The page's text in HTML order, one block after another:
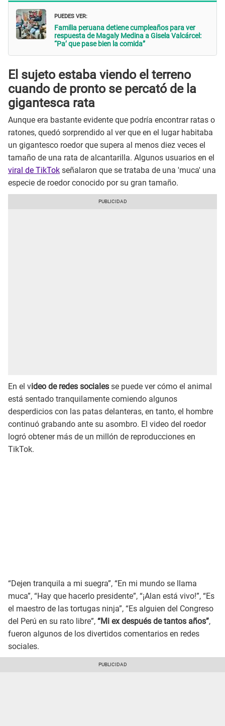
PUEDES VER:
Familia peruana detiene cumpleaños para ver
respuesta de Magaly Medina a Gisela Valcárcel:
“Pa’ que pase bien la comida”
El sujeto estaba viendo el terreno
cuando de pronto se percató de la
gigantesca rata
Aunque era bastante evidente que podría encontrar ratas o
ratones, quedó sorprendido al ver que en el lugar habitaba
un gigantesco roedor que supera al menos diez veces el
tamaño de una rata de alcantarilla. Algunos usuarios en el
viral de TikTok señalaron que se trataba de una 'muca' una
especie de roedor conocido por su gran tamaño.
En el video de redes sociales se puede ver cómo el animal
está sentado tranquilamente comiendo algunos
desperdicios con las patas delanteras, en tanto, el hombre
continuó grabando ante su asombro. El video del roedor
logró obtener más de un millón de reproducciones en
TikTok.
“Dejen tranquila a mi suegra”, “En mi mundo se llama
muca”, “Hay que hacerlo presidente”, “¡Alan está vivo!”, “Es
el maestro de las tortugas ninja”, “Es alguien del Congreso
del Perú en su rato libre”, “Mi ex después de tantos años”,
fueron algunos de los divertidos comentarios en redes
sociales.